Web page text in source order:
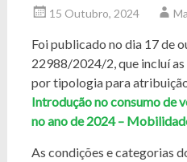
15 Outubro, 2024
Foi publicado no dia 17 de
22988/2024/2, que incluí
por tipologia para
Introdução no consumo de
no ano de 2024 –
As condições e categorias